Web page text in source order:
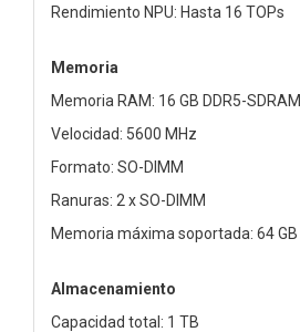
Rendimiento NPU: Hasta 16 TOPs
Memoria
Memoria RAM: 16 GB DDR5-SDRAM
Velocidad: 5600 MHz
Formato: SO-DIMM
Ranuras: 2 x SO-DIMM
Memoria máxima soportada: 64 GB
Almacenamiento
Capacidad total: 1 TB